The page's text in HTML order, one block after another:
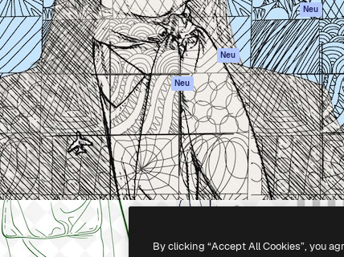
Stimmengenerator
Stock-Inhalte
MCP für
Claude/ChatGPT
Neu
Agenten Neu
API
Mobile App
Alle Magnific-Tools
Originale Neu
Cookie-Richtlinie
Partner
Unternehmen
Freepik Company S.L.U.Alle Rechte vorbehalten
By clicking “Accept All Cookies”, you